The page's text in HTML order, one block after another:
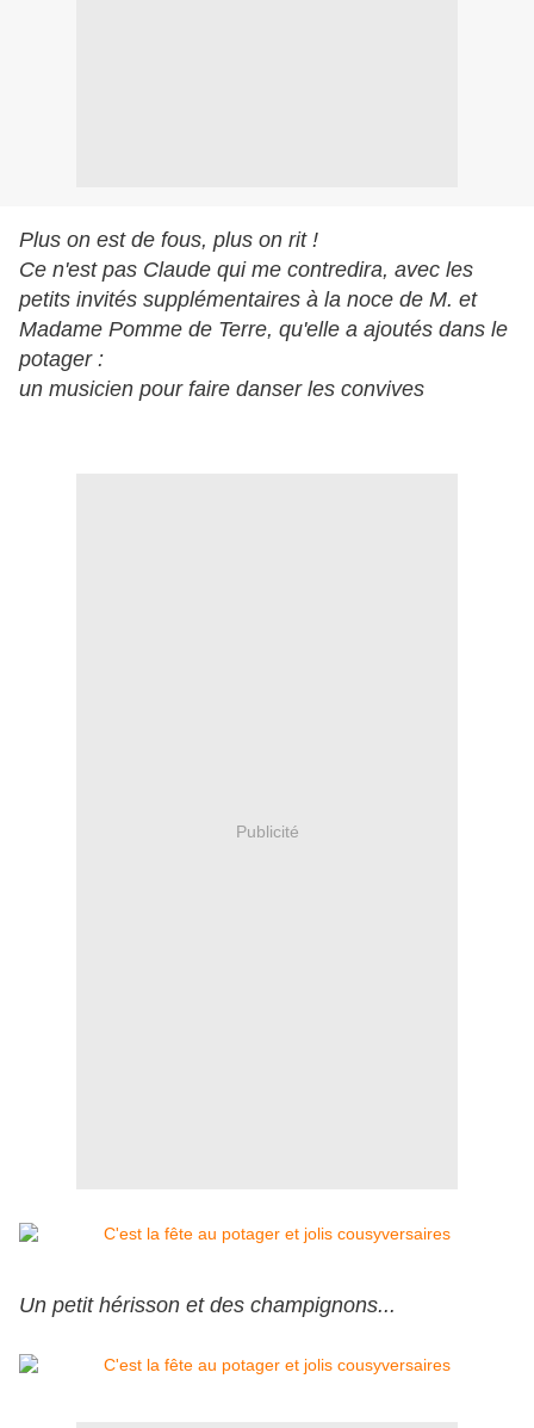
Plus on est de fous, plus on rit !
Ce n'est pas Claude qui me contredira, avec les
petits invités supplémentaires à la noce de M. et
Madame Pomme de Terre, qu'elle a ajoutés dans le
potager :
un musicien pour faire danser les convives
Publicité
Un petit hérisson et des champignons...